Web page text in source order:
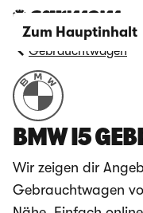
Zum Hauptinhalt
Gebrauchtwagen
BMW I5
Wir zeigen dir
Gebrauchtwagen